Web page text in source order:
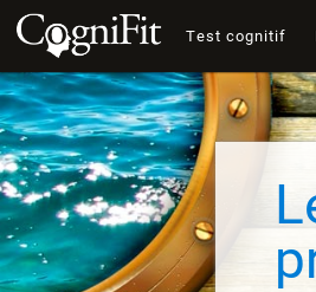
Test cognitif